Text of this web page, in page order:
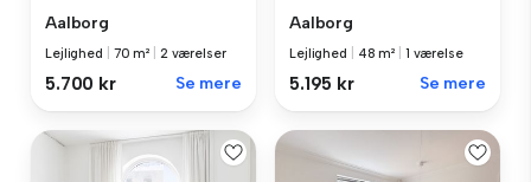
Aalborg
Lejlighed 70 m² 2 værelser
5.700 kr Se mere
Aalborg
Lejlighed 48 m² 1 værelse
5.195 kr Se mere